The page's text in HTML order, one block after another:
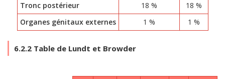
Tronc postérieur
18 %
18 %
Organes génitaux externes
1 % 1 %
6.2.2 Table de Lundt et Browder